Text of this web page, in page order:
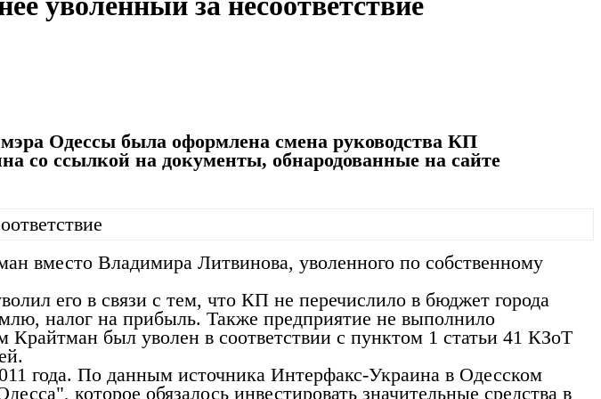
Одессы была оформлена смена руководства КП
со ссылкой на документы, обнародованные на сайте
вместо Владимира Литвинова, уволенного по собственному
его в связи с тем, что КП не перечислило в бюджет города
налог на прибыль. Также предприятие не выполнило
был уволен в соответствии с пунктом 1 статьи 41 КЗоТ
года. По данным источника Интерфакс-Украина в Одесском
которое обязалось инвестировать значительные средства в